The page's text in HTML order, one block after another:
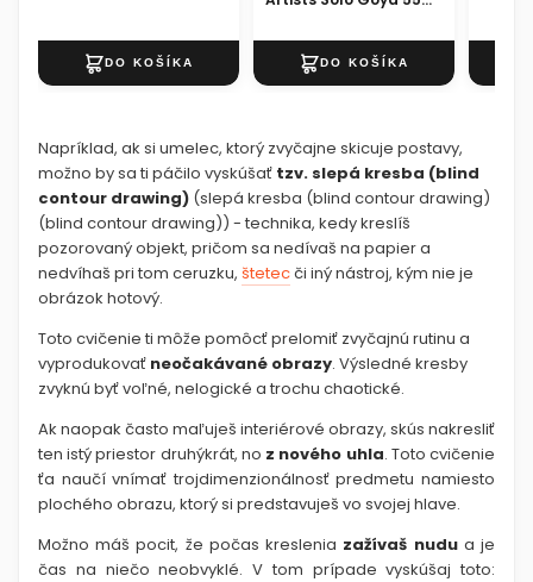
Napríklad, ak si umelec, ktorý zvyčajne skicuje postavy,
možno by sa ti páčilo vyskúšať tzv. slepá kresba (blind
contour drawing) (slepá kresba (blind contour drawing)
(blind contour drawing)) - technika, kedy kreslíš
pozorovaný objekt, pričom sa nedívaš na papier a
nedvíhaš pri tom ceruzku, štetecči iný nástroj, kým nie je
obrázok hotový.
Toto cvičenie ti môže pomôcť prelomiť zvyčajnú rutinu a
vyprodukovať neočakávané obrazy. Výsledné kresby
zvyknú byť voľné, nelogické a trochu chaotické.
Ak naopak často maľuješ interiérové obrazy, skús nakresliť
ten istý priestor druhýkrát, no z nového uhla. Toto cvičenie
ťa naučí vnímať trojdimenzionálnosť predmetu namiesto
plochého obrazu, ktorý si predstavuješ vo svojej hlave.
Možno máš pocit, že počas kreslenia zažívaš nudua je
čas na niečo neobvyklé. V tom prípade vyskúšaj toto: